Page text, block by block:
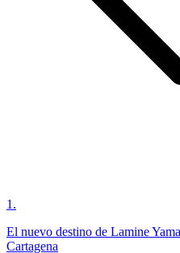
1 .
El nuevo destino de Lamine
Cartagena